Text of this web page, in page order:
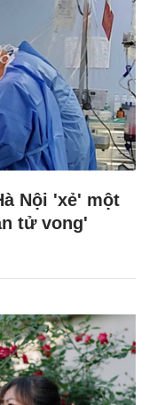
Nội 'xẻ' một
tử vong'